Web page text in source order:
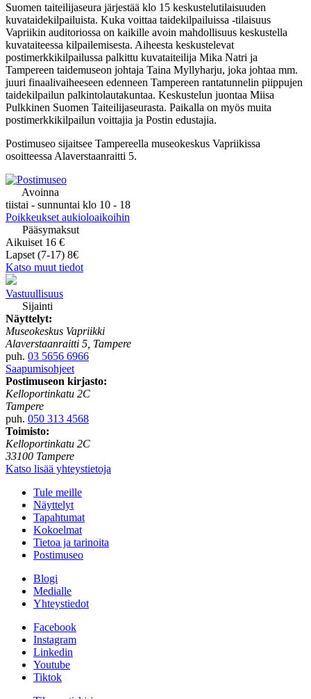
Suomen taiteilijaseura järjestää klo 15 keskustelutilaisuuden
kuvataidekilpailuista. Kuka voittaa taidekilpailuissa -tilaisuus
Vapriikin auditoriossa on kaikille avoin mahdollisuus keskustella
kuvataiteessa kilpailemisesta. Aiheesta keskustelevat
postimerkkikilpailussa palkittu kuvataiteilija Mika Natri ja
Tampereen taidemuseon johtaja Taina Myllyharju, joka johtaa mm.
juuri finaalivaiheeseen edenneen Tampereen rantatunnelin piippujen
taidekilpailun palkintolautakuntaa. Keskustelun juontaa Miisa
Pulkkinen Suomen Taiteilijaseurasta. Paikalla on myös muita
postimerkkikilpailun voittajia ja Postin edustajia.
Postimuseo sijaitsee Tampereella museokeskus Vapriikissa
osoitteessa Alaverstaanraitti 5.
Avoinna
tiistai - sunnuntai klo 10 - 18
Poikkeukset aukioloaikoihin
Pääsymaksut
Aikuiset 16 €
Lapset (7-17) 8€
Katso muut tiedot
Vastuullisuus
Sijainti
Näyttelyt:
Museokeskus Vapriikki
Alaverstaanraitti 5, Tampere
puh. 03 5656 6966
Saapumisohjeet
Postimuseon kirjasto:
Kelloportinkatu 2C
Tampere
puh. 050 313 4568
Toimisto:
Kelloportinkatu 2C
33100 Tampere
Katso lisää yhteystietoja
Tule meille
Näyttelyt
Tapahtumat
Kokoelmat
Tietoa ja tarinoita
Postimuseo
Blogi
Medialle
Yhteystiedot
Facebook
Instagram
Linkedin
Youtube
Tiktok